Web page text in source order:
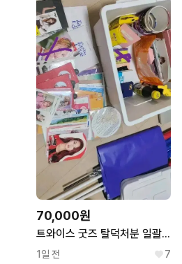
70,000원
트와이스 굿즈 탈덕처분 일괄로만
1일 전 7